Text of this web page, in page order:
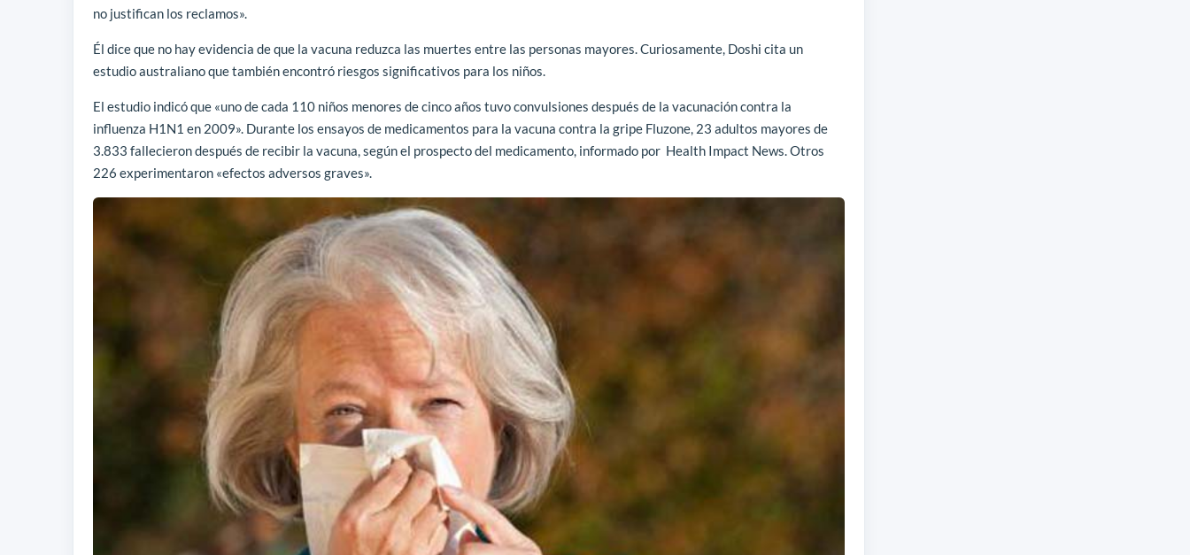
no justifican los reclamos».
Él dice que no hay evidencia de que la vacuna reduzca las muertes entre las personas mayores. Curiosamente, Doshi cita un
estudio australiano que también encontró riesgos significativos para los niños.
El estudio indicó que «uno de cada 110 niños menores de cinco años tuvo convulsiones después de la vacunación contra la
influenza H1N1 en 2009». Durante los ensayos de medicamentos para la vacuna contra la gripe Fluzone, 23 adultos mayores de
3.833 fallecieron después de recibir la vacuna, según el prospecto del medicamento, informado por Health Impact News. Otros
226 experimentaron «efectos adversos graves».